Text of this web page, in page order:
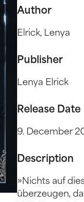
Author
Elrick, Lenya
Publisher
Lenya Elrick
Release Date
9. December
Description
»Nichts auf
überzeugen,